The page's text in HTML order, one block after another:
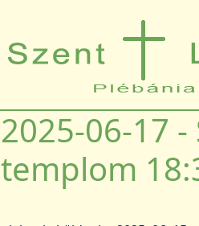
2025-06-17 -
templom